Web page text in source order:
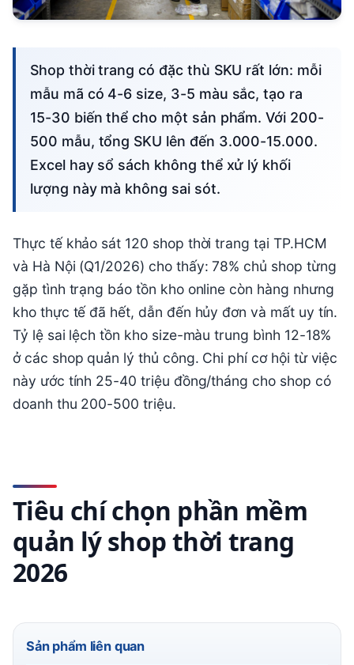
Shop thời trang có đặc thù SKU rất lớn: mỗi
mẫu mã có 4-6 size, 3-5 màu sắc, tạo ra
15-30 biến thể cho một sản phẩm. Với 200-
500 mẫu, tổng SKU lên đến 3.000-15.000.
Excel hay sổ sách không thể xử lý khối
lượng này mà không sai sót.
Thực tế khảo sát 120 shop thời trang tại TP.HCM
và Hà Nội (Q1/2026) cho thấy: 78% chủ shop từng
gặp tình trạng báo tồn kho online còn hàng nhưng
kho thực tế đã hết, dẫn đến hủy đơn và mất uy tín.
Tỷ lệ sai lệch tồn kho size-màu trung bình 12-18%
ở các shop quản lý thủ công. Chi phí cơ hội từ việc
này ước tính 25-40 triệu đồng/tháng cho shop có
doanh thu 200-500 triệu.
Tiêu chí chọn phần mềm
quản lý shop thời trang
2026
Sản phẩm liên quan